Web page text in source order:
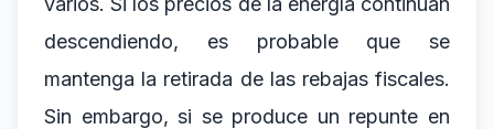
descendiendo, es probable que se
mantenga la retirada de las rebajas fiscales.
Sin embargo, si se produce un repunte en